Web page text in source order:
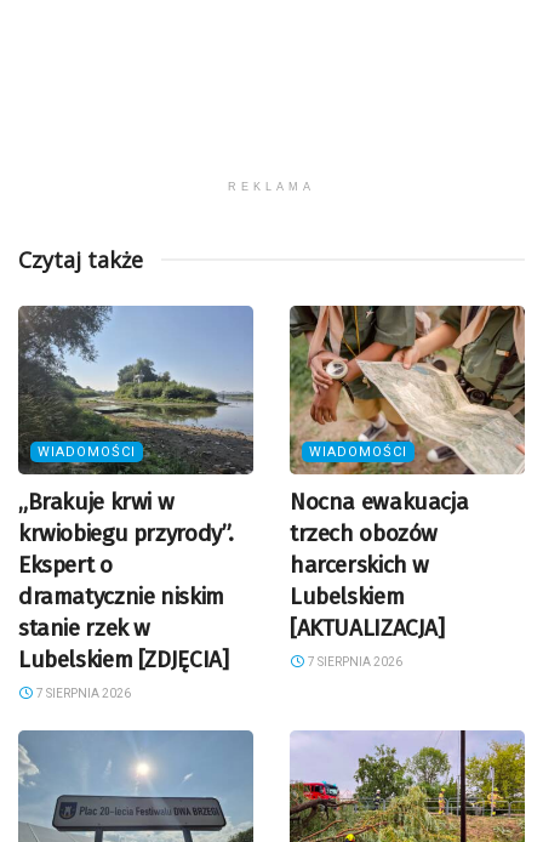
REKLAMA
Czytaj także
WIADOMOŚCI
„Brakuje krwi w
krwiobiegu przyrody”.
Ekspert o
dramatycznie niskim
stanie rzek w
Lubelskiem [ZDJĘCIA]
7 SIERPNIA 2026
WIADOMOŚCI
Nocna ewakuacja
trzech obozów
harcerskich w
Lubelskiem
[AKTUALIZACJA]
7 SIERPNIA 2026